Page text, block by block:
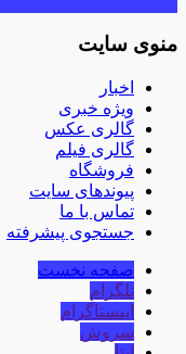
منوی سایت
اخبار
ویژه خبری
گالری عکس
گالری فیلم
فروشگاه
پیوندهای سایت
تماس با ما
جستجوی پیشرفته
صفحه نخست
تلگرام
اینستاگرام
سروش